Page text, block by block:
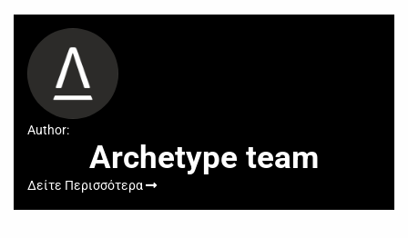
Author:
Archetype team
Δείτε Περισσότερα